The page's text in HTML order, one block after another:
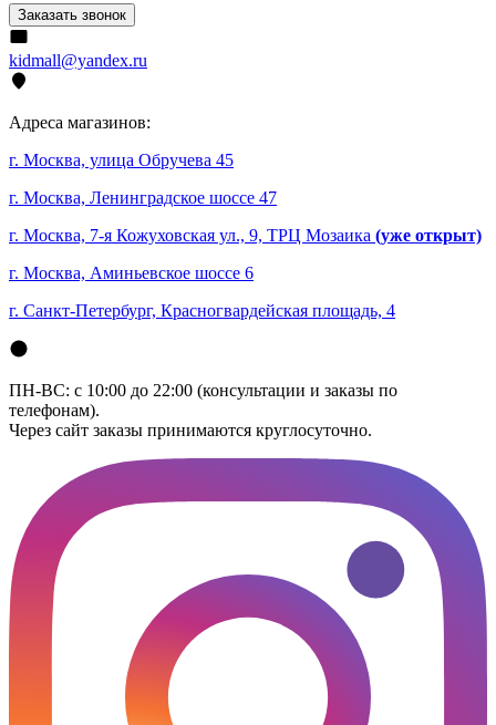
Заказать звонок
kidmall@yandex.ru
Адреса магазинов:
г. Москва, улица Обручева 45
г. Москва, Ленинградское шоссе 47
г. Москва, 7-я Кожуховская ул., 9, ТРЦ Мозаика (уже открыт)
г. Москва, Аминьевское шоссе 6
г. Санкт-Петербург, Красногвардейская площадь, 4
ПН-ВС: с 10:00 до 22:00 (консультации и заказы по
телефонам).
Через сайт заказы принимаются круглосуточно.